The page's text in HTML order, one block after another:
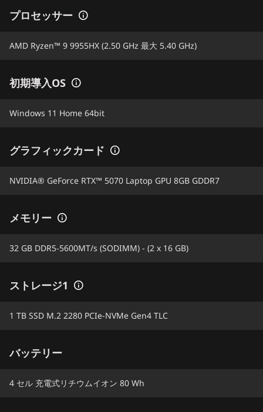
プロセッサー
AMD Ryzen™ 9 9955HX (2.50 GHz 最大 5.40 GHz)
初期導入OS
Windows 11 Home 64bit
グラフィックカード
NVIDIA® GeForce RTX™ 5070 Laptop GPU 8GB GDDR7
メモリー
32 GB DDR5-5600MT/s (SODIMM) - (2 x 16 GB)
ストレージ1
1 TB SSD M.2 2280 PCIe-NVMe Gen4 TLC
バッテリー
4 セル 充電式リチウムイオン 80 Wh